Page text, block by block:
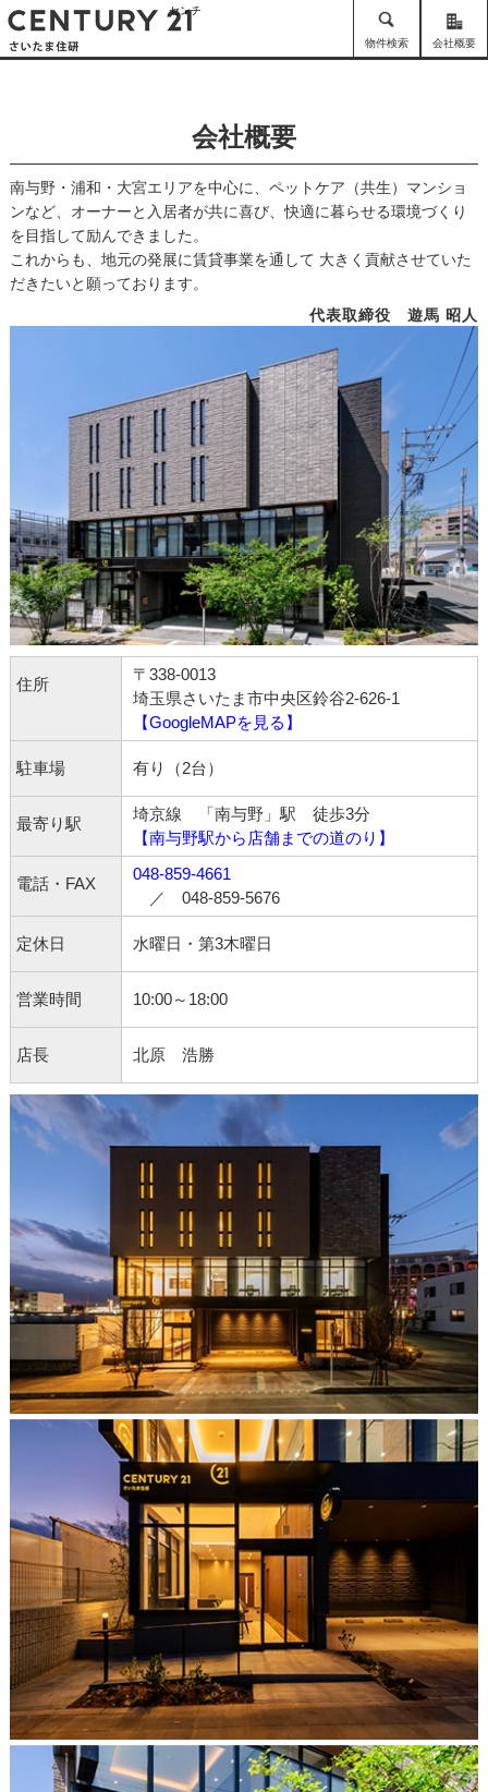
センチュリー21 さいたま住研
物件検索 会社概要
会社概要
南与野・浦和・大宮エリアを中心に、ペットケア（共生）マンショ
ンなど、 オーナーと入居者が共に喜び、快適に暮らせる環境づくり
を目指して励んできました。
これからも、地元の発展に賃貸事業を通して 大きく貢献させていた
だきたいと願っております。
代表取締役 遊馬 昭人
住所
〒338-0013
埼玉県さいたま市中央区鈴谷2-626-1
【GoogleMAPを見る】
駐車場 有り（2台）
最寄り駅
埼京線 「南与野」駅 徒歩3分
【南与野駅から店舗までの道のり】
電話・FAX
048-859-4661
／ 048-859-5676
定休日 水曜日・第3木曜日
営業時間 10:00～18:00
店長 北原 浩勝